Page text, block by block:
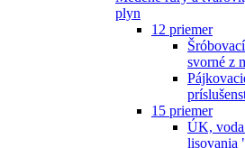
plyn
12 priemer
svorné z
15 priemer
ÚK,
lisovania